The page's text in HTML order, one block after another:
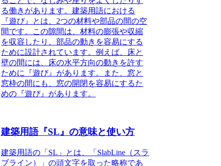
る働きがあります。建築用語における
『遊び』とは、2つの材料や部品の間の空
間です。この隙間は、材料の膨張や収縮
を収容したり、部品の動きを容易にする
ために設計されています。例えば、床と
壁の間には、床の水平方向の動きを許す
ために『遊び』があります。また、窓と
窓枠の間にも、窓の開閉を容易にするた
めの『遊び』があります。
建築用語『SL』の意味と使い方
建築用語の「SL」とは、
「SlabLine（スラ
ブライン）」の頭文字を取った略称であ